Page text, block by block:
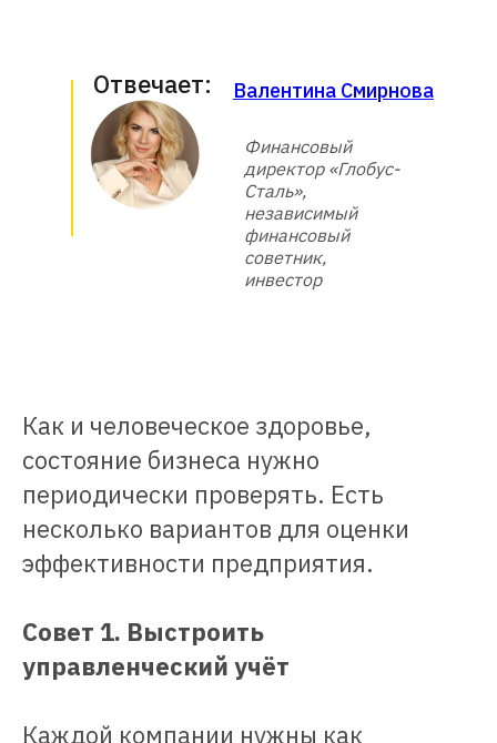
Валентина Смирнова
Отвечает:
Финансовый
директор «Глобус-
Сталь»,
независимый
финансовый
советник,
инвестор
Как и человеческое здоровье,
состояние бизнеса нужно
периодически проверять. Есть
несколько вариантов для оценки
эффективности предприятия.
Совет 1. Выстроить
управленческий учёт
Каждой компании нужны как